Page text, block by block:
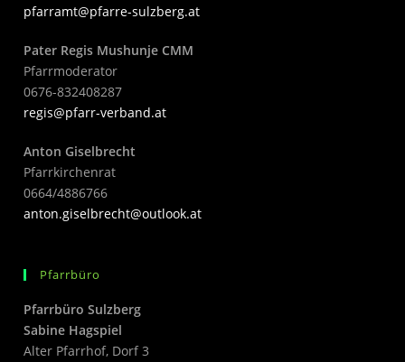
pfarramt@pfarre-sulzberg.at
Pater Regis Mushunje CMM
Pfarrmoderator
0676-832408287
regis@pfarr-verband.at
Anton Giselbrecht
Pfarrkirchenrat
0664/4886766
anton.giselbrecht@outlook.at
Pfarrbüro
Pfarrbüro Sulzberg
Sabine Hagspiel
Alter Pfarrhof, Dorf 3